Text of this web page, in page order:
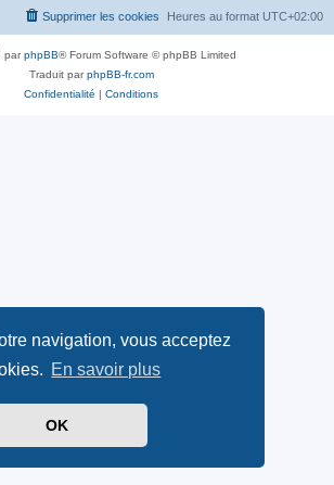
navigation, vous acceptez
En savoir plus
OK
Heures au format UTC+02:00
Supprimer les cookies
parphpBB® Forum Software © phpBB Limited
Traduit parphpBB-fr.com
Confidentialité | Conditions